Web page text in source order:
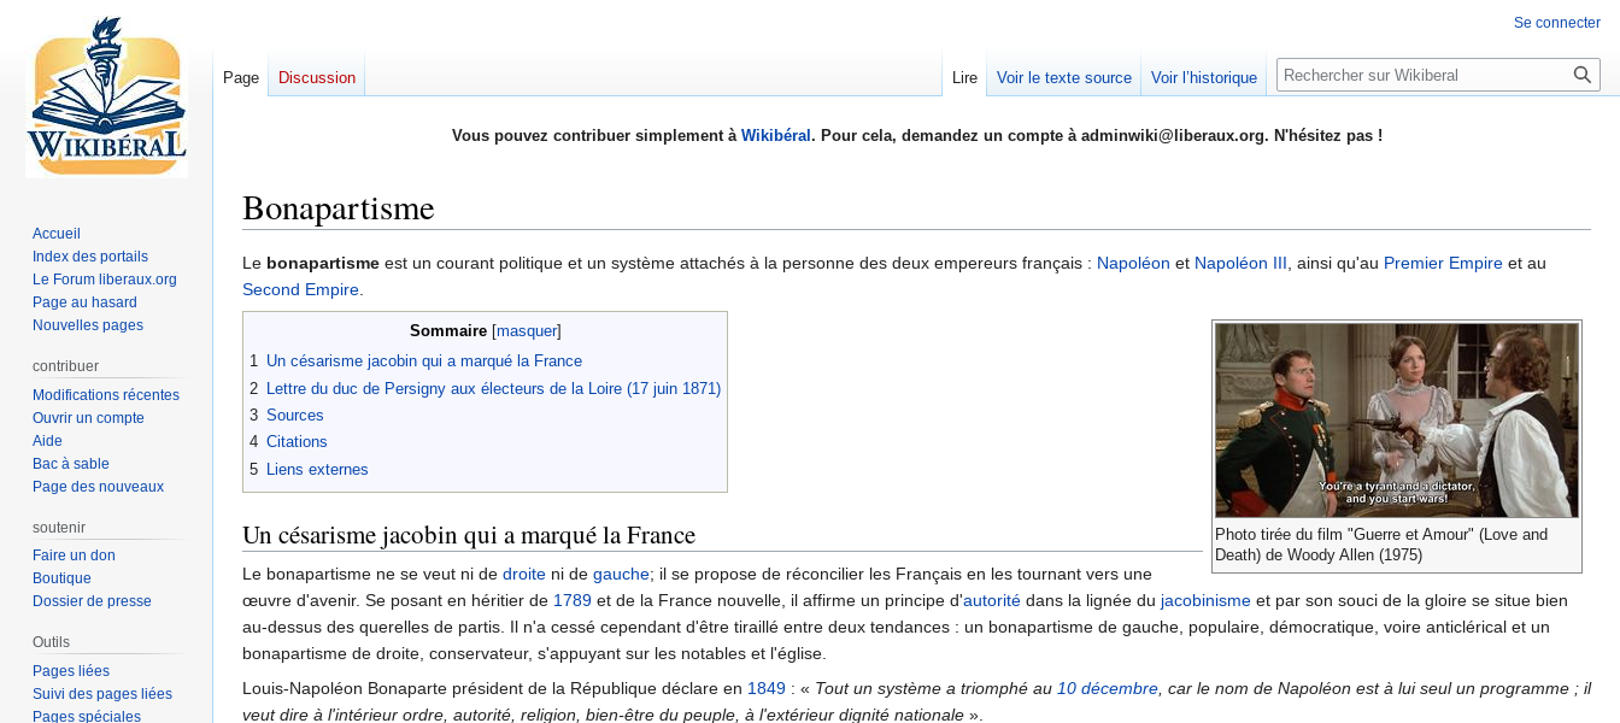
Vous pouvez contribuer simplement à Wikibéral . Pour cela, demandez un compte à adminwiki@liberaux.org. N'hésitez pas !
Bonapartisme
Aller
à
la
Aller
à
la
Le bonapartisme est un courant politique et un système attachés à la personne des deux empereurs français : Napoléon et Napoléon III, ainsi qu'au Premier Empire et au
Second Empire.
Photo tirée du film "Guerre et Amour" (Love and
Death) de Woody Allen (1975)
Sommaire
1 Un césarisme jacobin qui a marqué la France
2
Lettre du duc de Persigny aux électeurs de la Loire (17 juin 1871)
3 Sources
4 Citations
5
Liens externes
Un césarisme jacobin qui a marqué la France
Le bonapartisme ne se veut ni de droite ni de gauche; il se propose de réconcilier les Français en les tournant vers une
œuvre d'avenir. Se posant en héritier de 1789 et de la France nouvelle, il affirme un principe d'autorité dans la lignée du jacobinisme et par son souci de la gloire se situe bien
au-dessus des querelles de partis. Il n'a cessé cependant d'être tiraillé entre deux tendances : un bonapartisme de gauche, populaire, démocratique, voire anticlérical et un
bonapartisme de droite, conservateur, s'appuyant sur les notables et l'église.
Louis-Napoléon Bonaparte président de la République déclare en 1849 : « Tout un système a triomphé au 10 décembre, car le nom de Napoléon est à lui seul un programme ; il
veut dire à l'intérieur ordre, autorité, religion, bien-être du peuple, à l'extérieur dignité nationale ».
Se connecter
Page Discussion Lire Voir le texte source Voir l’historique Rechercher
Accueil
Index des portails
Le Forum liberaux.org
Page au hasard
Nouvelles pages
contribuer
Modifications récentes
Ouvrir un compte
Aide
Bac à sable
Page des nouveaux
soutenir
Faire un don
Boutique
Dossier de presse
Outils
Pages liées
Suivi des pages liées
Pages spéciales